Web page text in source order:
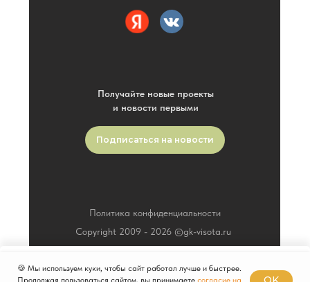
Заказать
Политика конфиденциальности
Copyright 2009 - 2026 ©gk-visota.ru
Получайте новые проекты
и новости первыми
Подписаться на новости
🍪 Мы используем куки, чтобы сайт работал лучше и быстрее.
Продолжая пользоваться сайтом, вы принимаете согласие на